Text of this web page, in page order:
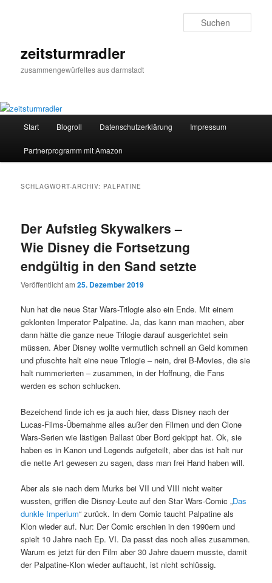
zeitsturmradler
zusammengewürfeltes aus darmstadt
Start Blogroll Datenschutzerklärung Impressum
Partnerprogramm mit Amazon
SCHLAGWORT-ARCHIV: PALPATINE
Der Aufstieg Skywalkers –
Wie Disney die Fortsetzung
endgültig in den Sand setzte
Veröffentlicht am25. Dezember 2019
Nun hat die neue Star Wars-Trilogie also ein Ende. Mit einem
geklonten Imperator Palpatine. Ja, das kann man machen, aber
dann hätte die ganze neue Trilogie darauf ausgerichtet sein
müssen. Aber Disney wollte vermutlich schnell an Geld kommen
und pfuschte halt eine neue Trilogie – nein, drei B-Movies, die sie
halt nummerierten – zusammen, in der Hoffnung, die Fans
werden es schon schlucken.
Bezeichend finde ich es ja auch hier, dass Disney nach der
Lucas-Films-Übernahme alles außer den Filmen und den Clone
Wars-Serien wie lästigen Ballast über Bord gekippt hat. Ok, sie
haben es in Kanon und Legends aufgeteilt, aber das ist halt nur
die nette Art gewesen zu sagen, dass man frei Hand haben will.
Aber als sie nach dem Murks bei VII und VIII nicht weiter
wussten, griffen die Disney-Leute auf den Star Wars-Comic „Das
dunkle Imperium“ zurück. In dem Comic taucht Palpatine als
Klon wieder auf. Nur: Der Comic erschien in den 1990ern und
spielt 10 Jahre nach Ep. VI. Da passt das noch alles zusammen.
Warum es jetzt für den Film aber 30 Jahre dauern musste, damit
der Palpatine-Klon wieder auftaucht, ist nicht schlüssig.